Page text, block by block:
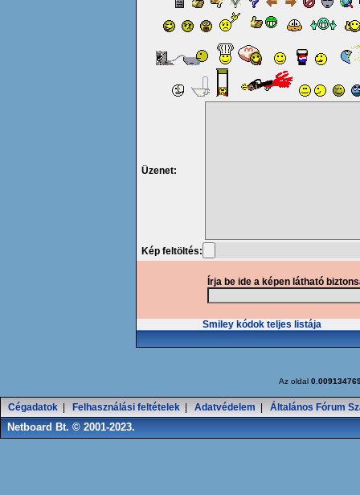
Üzenet:
Kép feltöltés:
Írja be ide a képen látható
Smiley kódok teljes listája
Az oldal
Cégadatok Felhasználási feltételek Adatvédelem Általános Fórum
Netboard Bt. © 2001-2023.